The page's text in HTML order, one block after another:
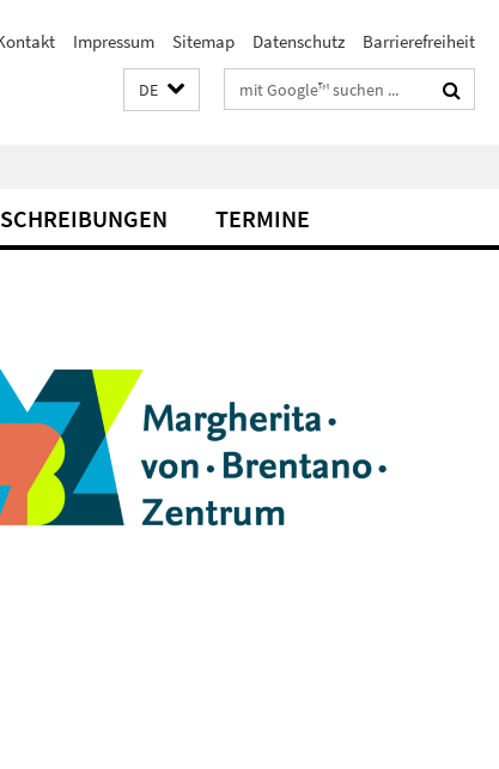
Impressum Sitemap Datenschutz Barrierefreiheit
DE Suchbegriffe
TERMINE